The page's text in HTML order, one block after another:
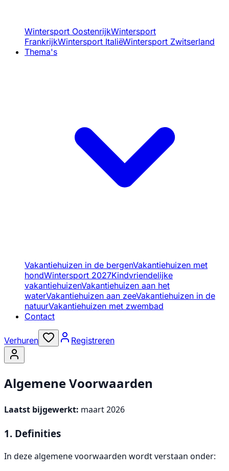
Wintersport OostenrijkWintersport
FrankrijkWintersport ItaliëWintersport Zwitserland
Thema's
Vakantiehuizen in de bergenVakantiehuizen met
hondWintersport 2027Kindvriendelijke
vakantiehuizenVakantiehuizen aan het
waterVakantiehuizen aan zeeVakantiehuizen in de
natuurVakantiehuizen met zwembad
Contact
Verhuren Registreren
Algemene Voorwaarden
Laatst bijgewerkt: maart 2026
1. Definities
In deze algemene voorwaarden wordt verstaan onder: